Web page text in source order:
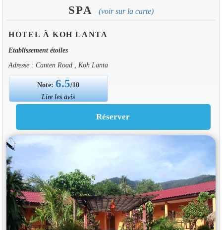
SPA
(voir sur la carte)
HOTEL À KOH LANTA
Etablissement étoiles
Adresse : Canten Road , Koh Lanta
Note:6.5/10
Lire les avis